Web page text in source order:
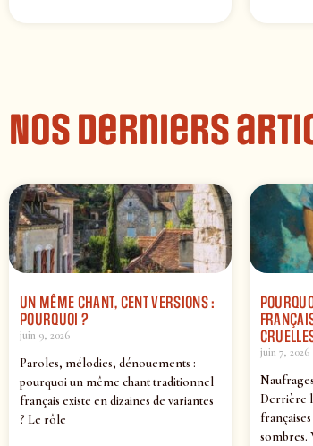
Nos derniers
UN MÊME CHANT, CENT VERSIONS :
POURQUOI ?
juin 9, 2026
Paroles, mélodies, dénouements :
pourquoi un même chant traditionnel
français existe en dizaines de variantes
? Le rôle
juin 7, 2026
Derrière
sombres.